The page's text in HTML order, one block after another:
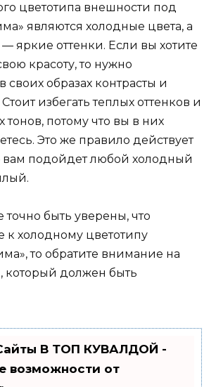
цветотипа внешности под
являются холодные цвета, а
яркие оттенки. Если вы хотите
красоту, то нужно
своих образах контрасты и
избегать теплых оттенков и
потому что вы в них
Это же правило действует
подойдет любой холодный
точно быть уверены, что
к холодному цветотипу
то обратите внимание на
который должен быть
В ТОП КУВАЛДОЙ -
возможности от